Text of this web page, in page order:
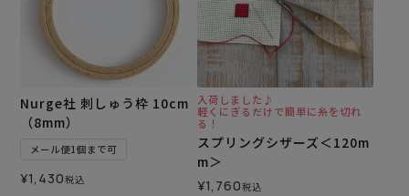
Nurge社 刺しゅう枠 10cm
（8mm）
メール便1個まで可
¥1,430税込
入荷しました♪
軽くにぎるだけで簡単に糸を切れ
る！
スプリングシザーズ＜120m
m＞
¥1,760税込